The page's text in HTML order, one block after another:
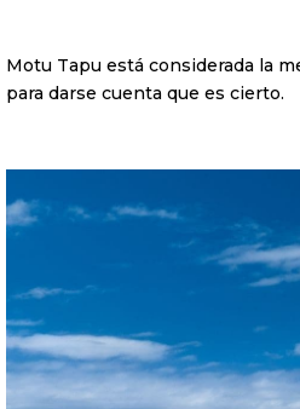
Motu Tapu está considerada la
para darse cuenta que es cierto.